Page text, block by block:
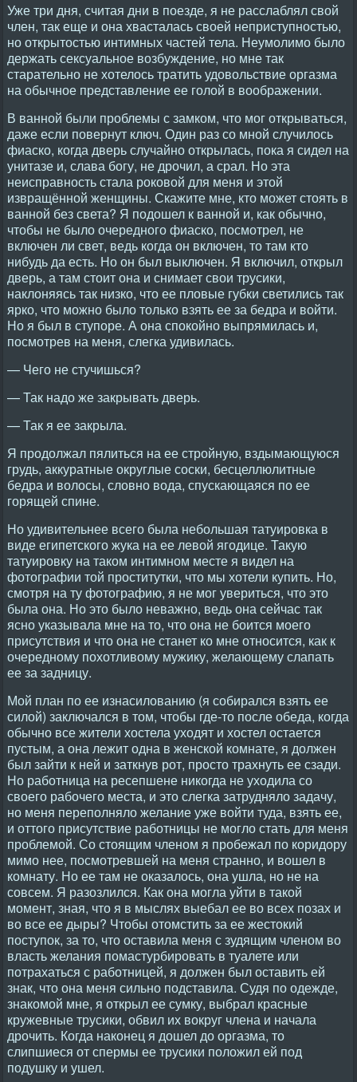
Уже три дня, считая дни в поезде, я не расслаблял свой
член, так еще и она хвасталась своей неприступностью,
но открытостью интимных частей тела. Неумолимо было
держать сексуальное возбуждение, но мне так
старательно не хотелось тратить удовольствие оргазма
на обычное представление ее голой в воображении.
В ванной были проблемы с замком, что мог открываться,
даже если повернут ключ. Один раз со мной случилось
фиаско, когда дверь случайно открылась, пока я сидел на
унитазе и, слава богу, не дрочил, а срал. Но эта
неисправность стала роковой для меня и этой
извращённой женщины. Скажите мне, кто может стоять в
ванной без света? Я подошел к ванной и, как обычно,
чтобы не было очередного фиаско, посмотрел, не
включен ли свет, ведь когда он включен, то там кто
нибудь да есть. Но он был выключен. Я включил, открыл
дверь, а там стоит она и снимает свои трусики,
наклоняясь так низко, что ее пловые губки светились так
ярко, что можно было только взять ее за бедра и войти.
Но я был в ступоре. А она спокойно выпрямилась и,
посмотрев на меня, слегка удивилась.
— Чего не стучишься?
— Так надо же закрывать дверь.
— Так я ее закрыла.
Я продолжал пялиться на ее стройную, вздымающуюся
грудь, аккуратные округлые соски, бесцеллюлитные
бедра и волосы, словно вода, спускающаяся по ее
горящей спине.
Но удивительнее всего была небольшая татуировка в
виде египетского жука на ее левой ягодице. Такую
татуировку на таком интимном месте я видел на
фотографии той проститутки, что мы хотели купить. Но,
смотря на ту фотографию, я не мог увериться, что это
была она. Но это было неважно, ведь она сейчас так
ясно указывала мне на то, что она не боится моего
присутствия и что она не станет ко мне относится, как к
очередному похотливому мужику, желающему слапать
ее за задницу.
Мой план по ее изнасилованию (я собирался взять ее
силой) заключался в том, чтобы где-то после обеда, когда
обычно все жители хостела уходят и хостел остается
пустым, а она лежит одна в женской комнате, я должен
был зайти к ней и заткнув рот, просто трахнуть ее сзади.
Но работница на ресепшене никогда не уходила со
своего рабочего места, и это слегка затрудняло задачу,
но меня переполняло желание уже войти туда, взять ее,
и оттого присутствие работницы не могло стать для меня
проблемой. Со стоящим членом я пробежал по коридору
мимо нее, посмотревшей на меня странно, и вошел в
комнату. Но ее там не оказалось, она ушла, но не на
совсем. Я разозлился. Как она могла уйти в такой
момент, зная, что я в мыслях выебал ее во всех позах и
во все ее дыры? Чтобы отомстить за ее жестокий
поступок, за то, что оставила меня с зудящим членом во
власть желания помастурбировать в туалете или
потрахаться с работницей, я должен был оставить ей
знак, что она меня сильно подставила. Судя по одежде,
знакомой мне, я открыл ее сумку, выбрал красные
кружевные трусики, обвил их вокруг члена и начала
дрочить. Когда наконец я дошел до оргазма, то
слипшиеся от спермы ее трусики положил ей под
подушку и ушел.